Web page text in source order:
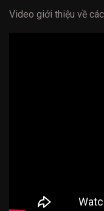
Video giới thiệu về